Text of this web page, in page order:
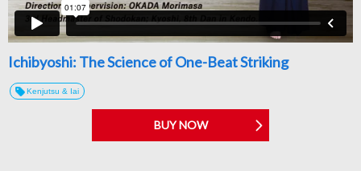
Ichibyoshi: The Science of One-Beat Striking
Kenjutsu & Iai
BUY NOW